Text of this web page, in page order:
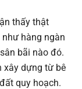
thấy thật
hàng ngàn
bãi nào đó.
xây dựng từ bê
quy hoạch.